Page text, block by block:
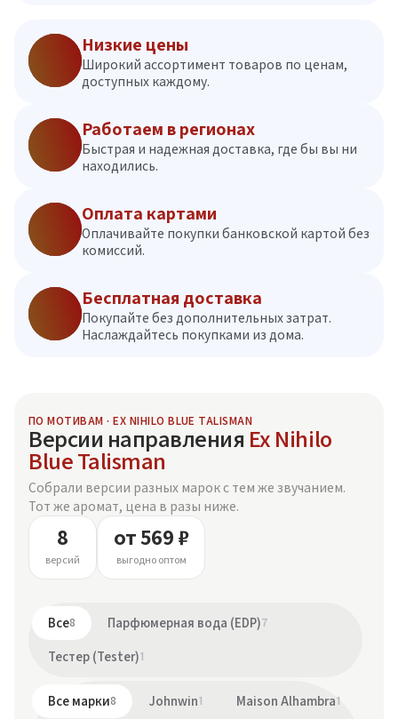
Низкие цены
Широкий ассортимент товаров по ценам,
доступных каждому.
Работаем в регионах
Быстрая и надежная доставка, где бы вы ни
находились.
Оплата картами
Оплачивайте покупки банковской картой без
комиссий.
Бесплатная доставка
Покупайте без дополнительных затрат.
Наслаждайтесь покупками из дома.
ПО МОТИВАМ · EX NIHILO BLUE TALISMAN
Версии направления Ex Nihilo
Blue Talisman
Собрали версии разных марок с тем же звучанием.
Тот же аромат, цена в разы ниже.
8
версий
от 569 ₽
выгодно оптом
Все8 Парфюмерная вода (EDP)7
Тестер (Tester)1
Все марки8 Johnwin1 Maison Alhambra1